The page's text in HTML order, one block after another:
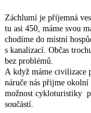
Záchlumí je příjemná
tu asi 450, máme svou
chodíme do místní
s kanalizací. Občas
bez problémů.
A když máme civilizace
náruče nás přijme
možnost cykloturistiky
součástí.